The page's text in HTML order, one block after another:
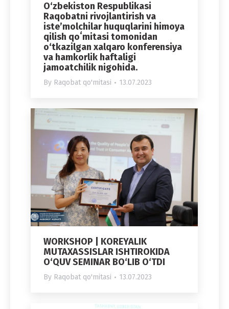
O‘zbekiston Respublikasi
Raqobatni rivojlantirish va
isteʼmolchilar huquqlarini himoya
qilish qoʻmitasi tomonidan
o‘tkazilgan xalqaro konferensiya
va hamkorlik haftaligi
jamoatchilik nigohida.
By Raqobat qo'mitasi 13.07.2023
WORKSHOP | KOREYALIK
MUTAXASSISLAR ISHTIROKIDA
O‘QUV SEMINAR BO‘LIB O‘TDI
By Raqobat qo'mitasi 13.07.2023